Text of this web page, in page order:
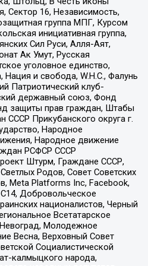
Сектор 16, Независимость,
группа МПГ, Курсом
инициативная группа,
Сил Руси, Алля-Аят,
Ак Умут, Русская
уголовное единство,
и свобода, W.H.С., Фалунь
Патриотический клуб-
державный союз, Фонд
защиты прав граждан, Штабы
СССР Прикубанского округа г.
Народное
Народное движение
РСФСР СССР
Штурм, Граждане СССР,
Родов, Совет Советских
Meta Platforms Inc, Facebook,
Добровольческое
националистов, Черный
Всетатарское
Молодежное
Весна, Верховный Совет
Социалистической
калмыцкого народа,